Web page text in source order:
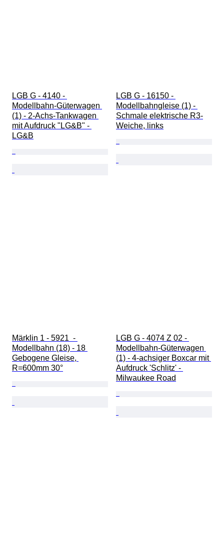
LGB G - 4140 -
Modellbahn-Güterwagen
(1) - 2-Achs-Tankwagen
mit Aufdruck "LG&B" -
LG&B
LGB G - 16150 -
Modellbahngleise (1) -
Schmale elektrische R3-
Weiche, links
Märklin 1 - 5921  -
Modellbahn (18) - 18
Gebogene Gleise,
R=600mm 30°
LGB G - 4074 Z 02 -
Modellbahn-Güterwagen
(1) - 4-achsiger Boxcar mit
Aufdruck 'Schlitz' -
Milwaukee Road